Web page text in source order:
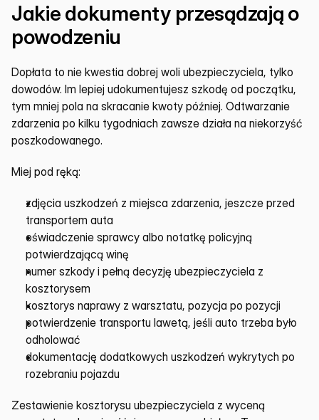
Jakie dokumenty przesądzają o
powodzeniu
Dopłata to nie kwestia dobrej woli ubezpieczyciela, tylko
dowodów. Im lepiej udokumentujesz szkodę od początku,
tym mniej pola na skracanie kwoty później. Odtwarzanie
zdarzenia po kilku tygodniach zawsze działa na niekorzyść
poszkodowanego.
Miej pod ręką:
zdjęcia uszkodzeń z miejsca zdarzenia, jeszcze przed
transportem auta
oświadczenie sprawcy albo notatkę policyjną
potwierdzającą winę
numer szkody i pełną decyzję ubezpieczyciela z
kosztorysem
kosztorys naprawy z warsztatu, pozycja po pozycji
potwierdzenie transportu lawetą, jeśli auto trzeba było
odholować
dokumentację dodatkowych uszkodzeń wykrytych po
rozebraniu pojazdu
Zestawienie kosztorysu ubezpieczyciela z wyceną